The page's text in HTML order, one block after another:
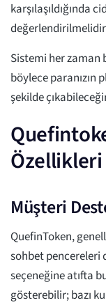
karşılaşıldığında
Sistemi her zaman
böylece paranızın
şekilde
Özellikleri
Müşteri
QuefinToken,
sohbet pencereleri
seçeneğine atıfta
gösterebilir; bazı